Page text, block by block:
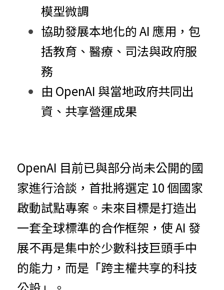
模型微調
協助發展本地化的 AI 應用，包
括教育、醫療、司法與政府服
務
由 OpenAI 與當地政府共同出
資、共享營運成果
OpenAI 目前已與部分尚未公開的國
家進行洽談，首批將選定 10 個國家
啟動試點專案。未來目標是打造出
一套全球標準的合作框架，使 AI 發
展不再是集中於少數科技巨頭手中
的能力，而是「跨主權共享的科技